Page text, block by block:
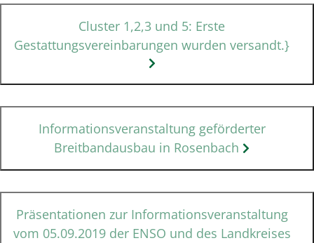
Cluster 1,2,3 und 5: Erste
Informationsveranstaltung geförderter
Breitbandausbau in Rosenbach
Präsentationen zur Informationsveranstaltung
vom 05.09.2019 der ENSO und des Landkreises